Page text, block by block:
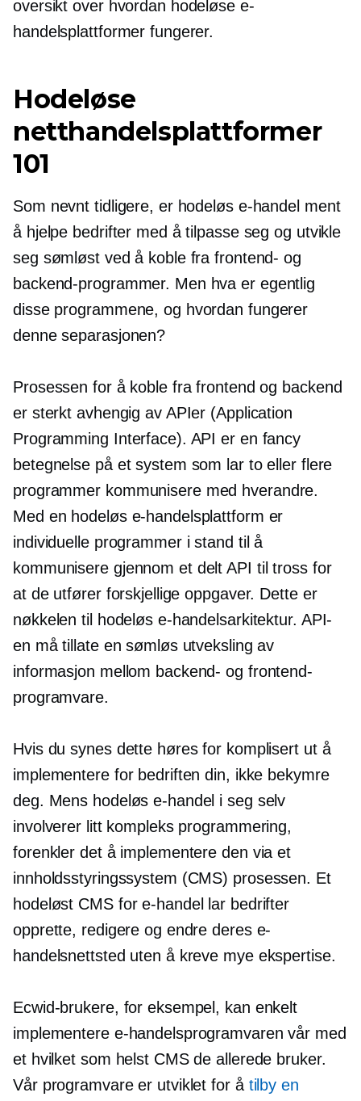
oversikt over hvordan hodeløse e-
handelsplattformer fungerer.
Hodeløse
netthandelsplattformer
101
Som nevnt tidligere, er hodeløs e-handel ment
å hjelpe bedrifter med å tilpasse seg og utvikle
seg sømløst ved å koble fra frontend- og
backend-programmer. Men hva er egentlig
disse programmene, og hvordan fungerer
denne separasjonen?
Prosessen for å koble fra frontend og backend
er sterkt avhengig av APIer (Application
Programming Interface). API er en fancy
betegnelse på et system som lar to eller flere
programmer kommunisere med hverandre.
Med en hodeløs e-handelsplattform er
individuelle programmer i stand til å
kommunisere gjennom et delt API til tross for
at de utfører forskjellige oppgaver. Dette er
nøkkelen til hodeløs e-handelsarkitektur. API-
en må tillate en sømløs utveksling av
informasjon mellom backend- og frontend-
programvare.
Hvis du synes dette høres for komplisert ut å
implementere for bedriften din, ikke bekymre
deg. Mens hodeløs e-handel i seg selv
involverer litt kompleks programmering,
forenkler det å implementere den via et
innholdsstyringssystem (CMS) prosessen. Et
hodeløst CMS for e-handel lar bedrifter
opprette, redigere og endre deres e-
handelsnettsted uten å kreve mye ekspertise.
Ecwid-brukere, for eksempel, kan enkelt
implementere e-handelsprogramvaren vår med
et hvilket som helst CMS de allerede bruker.
Vår programvare er utviklet for å tilby en